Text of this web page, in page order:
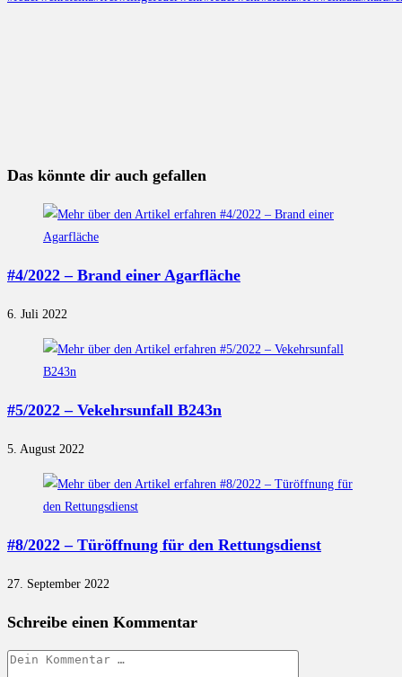
Das könnte dir auch gefallen
#4/2022 – Brand einer Agarfläche
6. Juli 2022
#5/2022 – Vekehrsunfall B243n
5. August 2022
#8/2022 – Türöffnung für den Rettungsdienst
27. September 2022
Schreibe einen Kommentar